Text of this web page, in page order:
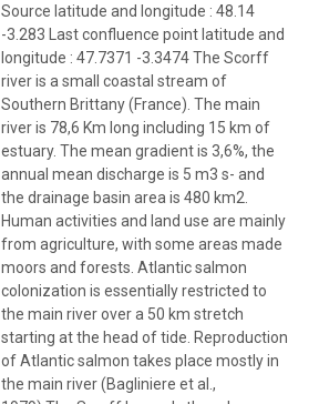
Source latitude and longitude : 48.14
-3.283 Last confluence point latitude and
longitude : 47.7371 -3.3474 The Scorff
river is a small coastal stream of
Southern Brittany (France). The main
river is 78,6 Km long including 15 km of
estuary. The mean gradient is 3,6%, the
annual mean discharge is 5 m3 s- and
the drainage basin area is 480 km2.
Human activities and land use are mainly
from agriculture, with some areas made
moors and forests. Atlantic salmon
colonization is essentially restricted to
the main river over a 50 km stretch
starting at the head of tide. Reproduction
of Atlantic salmon takes place mostly in
the main river (Bagliniere et al.,